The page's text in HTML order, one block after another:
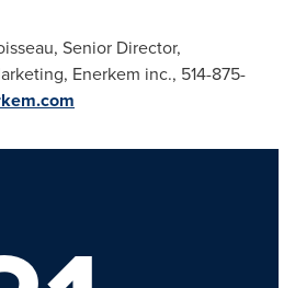
, Senior Director,
Enerkem inc., 514-875-